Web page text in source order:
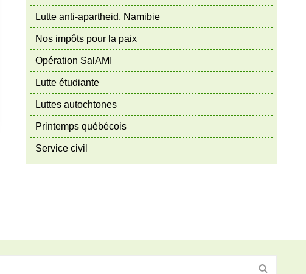
Lutte anti-apartheid, Namibie
Nos impôts pour la paix
Opération SalAMI
Lutte étudiante
Luttes autochtones
Printemps québécois
Service civil